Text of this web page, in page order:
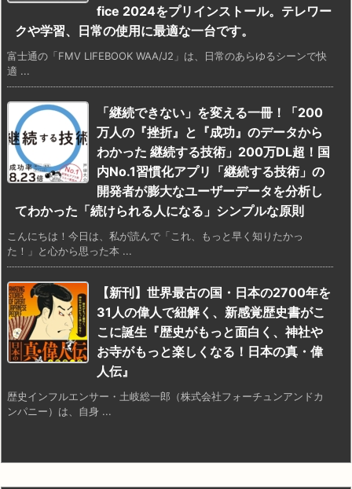
fice 2024をプリインストール。テレワー
クや学習、日常の使用に最適な一台です。
富士通の「FMV LIFEBOOK WAA/J2」は、日常のあらゆるシーンで快
適 ...
「継続できない」を変える一冊！「200
万人の『挫折』と『成功』のデータから
わかった 継続する技術」200万DL超！国
内No.1習慣化アプリ「継続する技術」の
開発者が膨大なユーザーデータを分析し
てわかった「続けられる人になる」シンプルな原則
こんにちは！今日は、私が読んで「これ、もっと早く知りたかっ
た！」と心から思った本 ...
【新刊】世界最古の国・日本の2700年を
31人の偉人で紐解く、新感覚歴史書がこ
こに誕生『歴史がもっと面白く、神社や
お寺がもっと楽しくなる！日本の真・偉
人伝』
歴史インフルエンサー・土岐総一郎（株式会社フォーチュンアンドカ
ンパニー）は、自身 ...